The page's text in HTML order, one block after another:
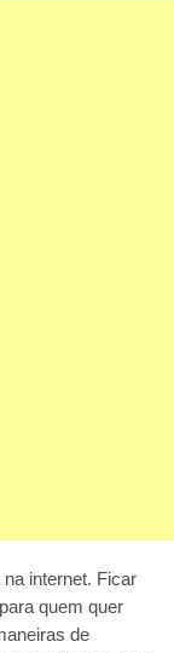
internet. Ficar
quem quer
de